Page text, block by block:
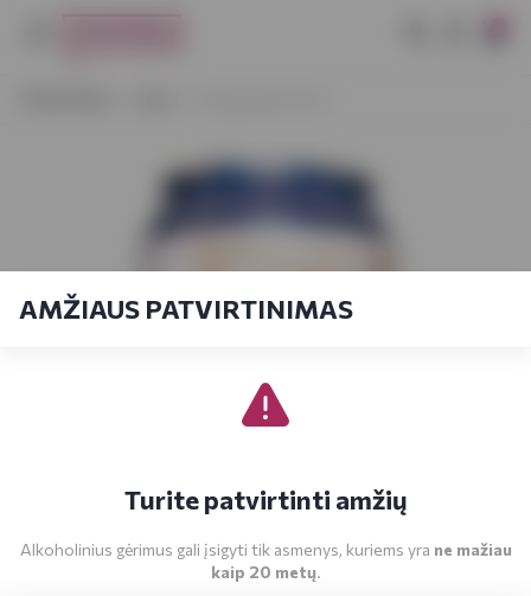
AMŽIAUS PATVIRTINIMAS
Turite patvirtinti amžių
Alkoholinius gėrimus gali įsigyti tik asmenys, kuriems yra ne mažiau
kaip 20 metų.